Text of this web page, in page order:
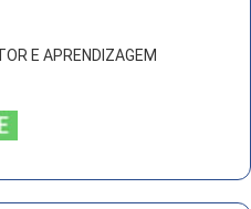
E APRENDIZAGEM